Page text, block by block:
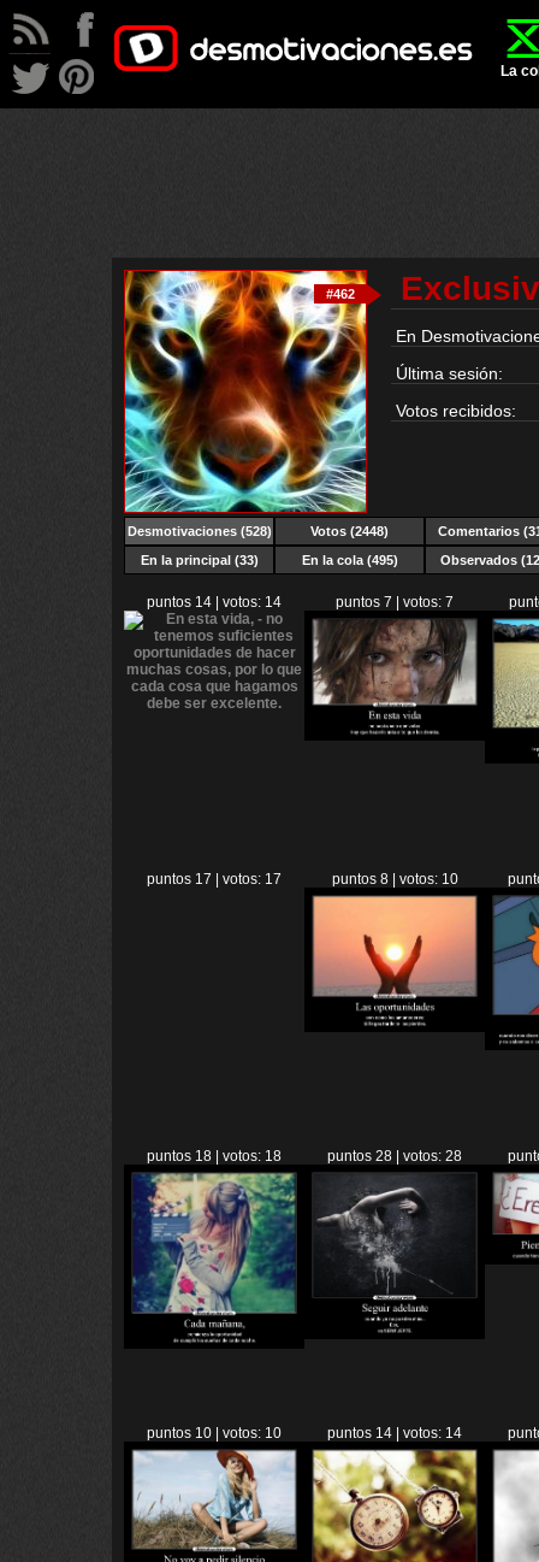
La
#462
En
Última sesión:
Votos recibidos:
Desmotivaciones(528) Votos (2448)
Comentarios
En la principal (33)
En la cola (495) Observados
puntos 14 | votos: 14 puntos 7 | votos: 7
puntos 17 | votos: 17 puntos 8 | votos: 10
puntos 18 | votos: 18 puntos 28 | votos: 28
puntos 10 | votos: 10 puntos 14 | votos: 14